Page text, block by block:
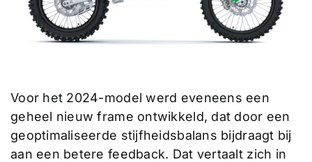
Voor het 2024-model werd eveneens een
geheel nieuw frame ontwikkeld, dat door een
geoptimaliseerde stijfheidsbalans bijdraagt bij
aan een betere feedback. Dat vertaalt zich in